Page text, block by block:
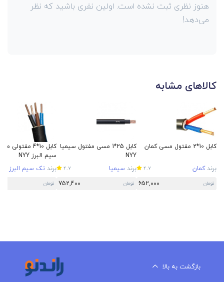
هنوز نظری ثبت نشده است. اولین نفری باشید که نظر
می‌دهد!
کالاهای مشابه
کابل 10*2 مفتول مسی کمان
برندکمان 4.7
تومان 652,000
کابل 25*1 مسی مفتول سیمیا
NYY
برند سیمیا 4.7
تومان 752,400
کابل 10*4
سیم البرز NYY
برند تک سیم البرز
تومان
بازگشت به بالا